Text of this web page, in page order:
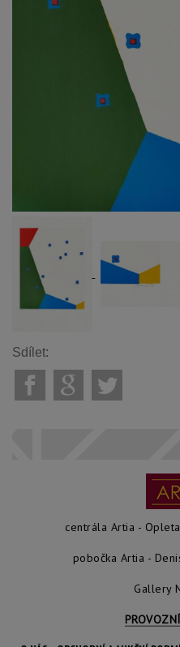
Sdílet:
centrála Artia -
pobočka Artia -
Gallery